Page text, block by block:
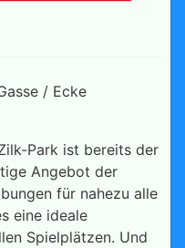
/ Ecke
Park ist bereits der
Angebot der
für nahezu alle
eine ideale
Spielplätzen. Und